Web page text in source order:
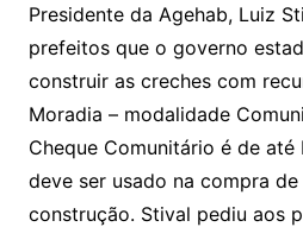
Presidente da Agehab, Luiz
prefeitos que o governo
construir as creches com
Moradia – modalidade
Cheque Comunitário é de até
deve ser usado na compra
construção. Stival pediu aos